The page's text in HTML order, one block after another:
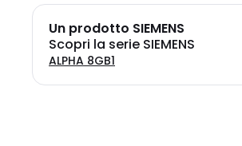
Un prodotto SIEMENS
Scopri la serie SIEMENS
ALPHA 8GB1